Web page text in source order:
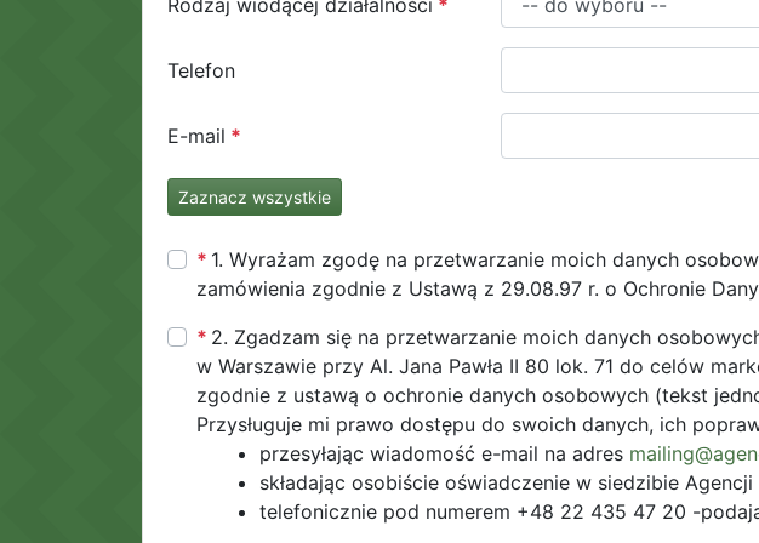
Rodzaj wiodącej działalności
Telefon
E-mail
Zaznacz wszystkie
1. Wyrażam zgodę na przetwarzanie moich danych
zamówienia zgodnie z Ustawą z 29.08.97 r. o Ochronie
2. Zgadzam się na przetwarzanie moich danych
w Warszawie przy Al. Jana Pawła II 80 lok. 71 do celów
zgodnie z ustawą o ochronie danych osobowych (tekst
Przysługuje mi prawo dostępu do swoich danych, ich
przesyłając wiadomość e-mail na adres
składając osobiście oświadczenie w siedzibie
telefonicznie pod numerem +48 22 435 47 20 -